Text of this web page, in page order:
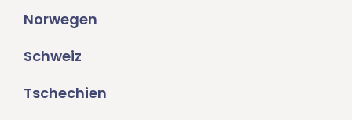
Norwegen
Schweiz
Tschechien